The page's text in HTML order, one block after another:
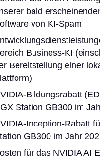
bald
von KI-Spam
Business-KI
Bereitstellung einer
Bildungsrabatt
Station GB300 im
Inception-Rabatt
GB300 im Jahr
für das NVIDIA AI